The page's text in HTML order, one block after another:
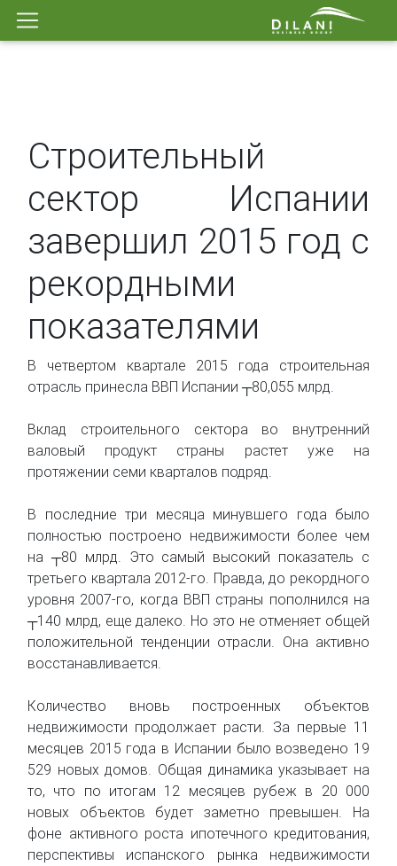
Строительный
сектор Испании
завершил 2015 год с
рекордными
показателями
В четвертом квартале 2015 года строительная
отрасль принесла ВВП Испании ┬80,055 млрд.
Вклад строительного сектора во внутренний
валовый продукт страны растет уже на
протяжении семи кварталов подряд.
В последние три месяца минувшего года было
полностью построено недвижимости более чем
на ┬80 млрд. Это самый высокий показатель с
третьего квартала 2012-го. Правда, до рекордного
уровня 2007-го, когда ВВП страны пополнился на
┬140 млрд, еще далеко. Но это не отменяет общей
положительной тенденции отрасли. Она активно
восстанавливается.
Количество вновь построенных объектов
недвижимости продолжает расти. За первые 11
месяцев 2015 года в Испании было возведено 19
529 новых домов. Общая динамика указывает на
то, что по итогам 12 месяцев рубеж в 20 000
новых объектов будет заметно превышен. На
фоне активного роста ипотечного кредитования,
перспективы испанского рынка недвижимости